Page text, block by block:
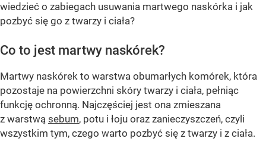
wiedzieć o zabiegach usuwania martwego naskórka i jak
pozbyć się go z twarzy i ciała?
Co to jest martwy naskórek?
Martwy naskórek to warstwa obumarłych komórek, która
pozostaje na powierzchni skóry twarzy i ciała, pełniąc
funkcję ochronną. Najczęściej jest ona zmieszana
z warstwą sebum, potu i łoju oraz zanieczyszczeń, czyli
wszystkim tym, czego warto pozbyć się z twarzy i z ciała.